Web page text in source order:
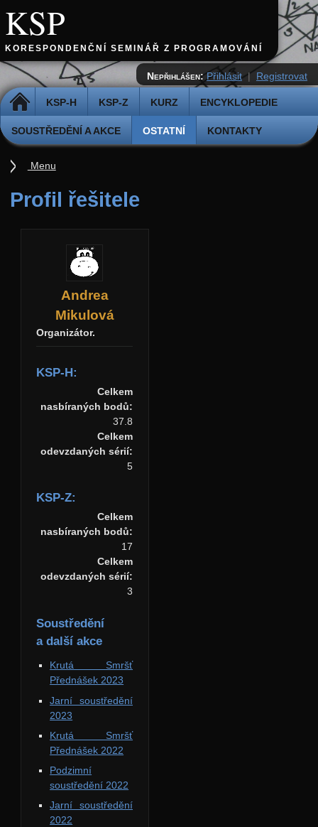
KSP
KORESPONDENČNÍ SEMINÁŘ Z PROGRAMOVÁNÍ
DOMŮ KSP-H KSP-Z KURZ ENCYKLOPEDIE
SOUSTŘEDĚNÍ A AKCE OSTATNÍ KONTAKTY
Nepřihlášen: Přihlásit | Registrovat
Profil řešitele
Andrea
Mikulová
Organizátor.
KSP-H:
Celkem
nasbíraných bodů:
37.8
Celkem
odevzdaných sérií:
5
KSP-Z:
Celkem
nasbíraných bodů:
17
Celkem
odevzdaných sérií:
3
Soustředění
a další akce
Krutá Smršť
Přednášek 2023
Jarní soustředění
2023
Krutá Smršť
Přednášek 2022
Podzimní
soustředění 2022
Jarní soustředění
2022
Menu